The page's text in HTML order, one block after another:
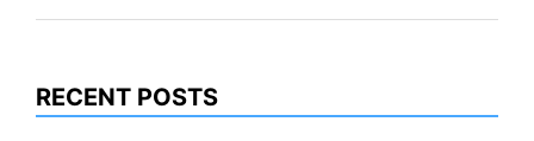
RECENT POSTS